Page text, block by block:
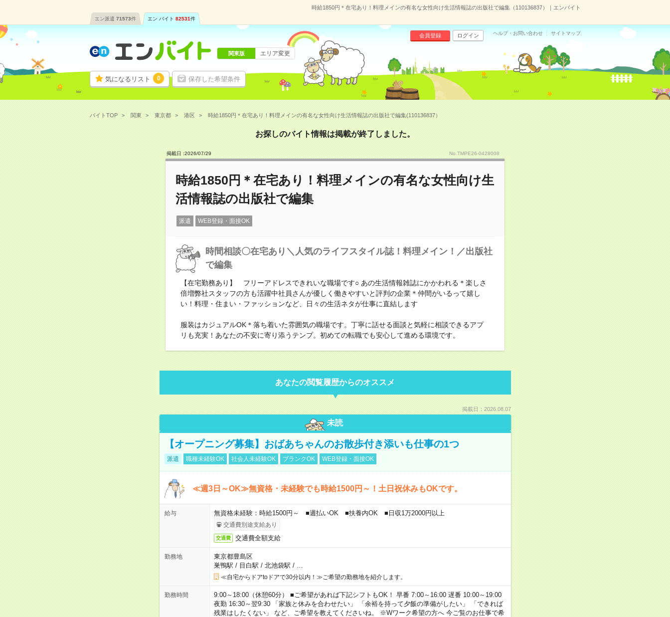
時給1850円＊在宅あり！料理メインの有名な女性向け生活情報誌の出版社で編集（110136837）｜エンバイト
エン派遣 71573件 エン バイト 82531件
気になるリスト 0 保存した希望条件
会員登録 ログイン ヘルプ・お問い合わせ サイトマップ
関東版 エリア変更
バイトTOP 関東 東京都 港区 時給1850円＊在宅あり！料理メインの有名な女性向け生活情報誌の出版社で編集(110136837）
お探しのバイト情報は掲載が終了しました。
掲載日 :2026/07/29 No.TMPE26-0428008
時給1850円＊在宅あり！料理メインの有名な女性向け生
活情報誌の出版社で編集
派遣 WEB登録・面接OK
時間相談〇在宅あり＼人気のライフスタイル誌！料理メイン！／出版社
で編集
【在宅勤務あり】 フリーアドレスできれいな職場です○ あの生活情報雑誌にかかわれる＊楽しさ
倍増弊社スタッフの方も活躍中社員さんが優しく働きやすいと評判の企業＊仲間がいるって嬉し
い！料理・住まい・ファッションなど、日々の生活ネタが仕事に直結します
服装はカジュアルOK＊落ち着いた雰囲気の職場です。丁寧に話せる面談と気軽に相談できるアプ
リも充実！あなたの不安に寄り添うテンプ。初めての転職でも安心して進める環境です。
あなたの閲覧履歴からのオススメ
掲載日：2026.08.07
未読
【オープニング募集】おばあちゃんのお散歩付き添いも仕事の1つ
派遣 職種未経験OK 社会人未経験OK ブランクOK WEB登録・面接OK
≪週3日～OK≫無資格・未経験でも時給1500円～！土日祝休みもOKです。
給与 無資格未経験：時給1500円～ ■週払いOK ■扶養内OK ■日収1万2000円以上
交通費別途支給あり
交通費 交通費全額支給
勤務地
東京都豊島区
巣鴨駅 / 目白駅 / 北池袋駅 /
≪自宅からドアtoドアで30分以内！≫ご希望の勤務地を紹介します。
勤務時間
9:00～18:00（休憩60分） ■ご希望があれば下記シフトもOK！ 早番 7:00～16:00 遅番 10:00～19:00
夜勤 16:30～翌9:30 「家族と休みを合わせたい」 「余裕を持って夕飯の準備がしたい」 「できれば
残業はしたくない」 など、ご希望を教えてくださいね。 ※Wワーク希望の方へ 今ご覧のお仕事で希